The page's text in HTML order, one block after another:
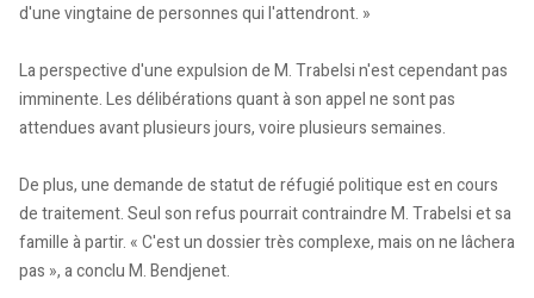
d'une vingtaine de personnes qui l'attendront. »
La perspective d'une expulsion de M. Trabelsi n'est cependant pas
imminente. Les délibérations quant à son appel ne sont pas
attendues avant plusieurs jours, voire plusieurs semaines.
De plus, une demande de statut de réfugié politique est en cours
de traitement. Seul son refus pourrait contraindre M. Trabelsi et sa
famille à partir. « C'est un dossier très complexe, mais on ne lâchera
pas », a conclu M. Bendjenet.